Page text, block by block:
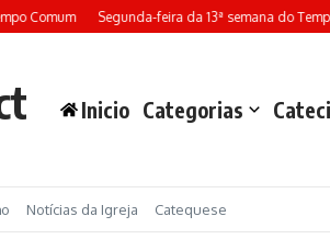
Comum Segunda-feira da 13ª semana do
Inicio Categorias
Notícias da Igreja Catequese